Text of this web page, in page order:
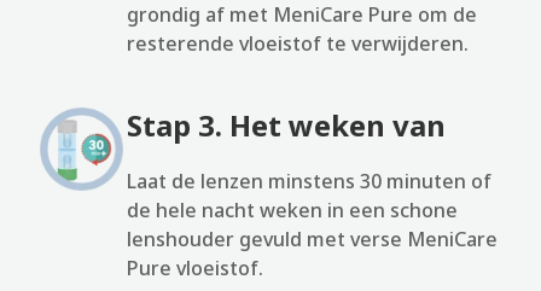
grondig af met MeniCare Pure om de
resterende vloeistof te verwijderen.
Stap 3. Het weken van
Laat de lenzen minstens 30 minuten of
de hele nacht weken in een schone
lenshouder gevuld met verse MeniCare
Pure vloeistof.